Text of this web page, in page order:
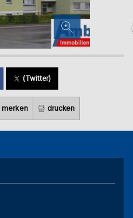
(Twitter)
merken drucken